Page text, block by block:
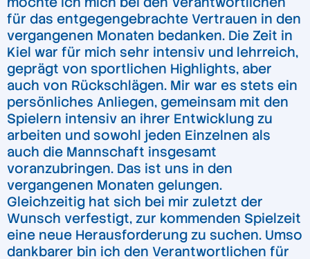
für das entgegengebrachte Vertrauen in den
vergangenen Monaten bedanken. Die Zeit in
Kiel war für mich sehr intensiv und lehrreich,
geprägt von sportlichen Highlights, aber
auch von Rückschlägen. Mir war es stets ein
persönliches Anliegen, gemeinsam mit den
Spielern intensiv an ihrer Entwicklung zu
arbeiten und sowohl jeden Einzelnen als
auch die Mannschaft insgesamt
voranzubringen. Das ist uns in den
vergangenen Monaten gelungen.
Gleichzeitig hat sich bei mir zuletzt der
Wunsch verfestigt, zur kommenden Spielzeit
eine neue Herausforderung zu suchen. Umso
dankbarer bin ich den Verantwortlichen für